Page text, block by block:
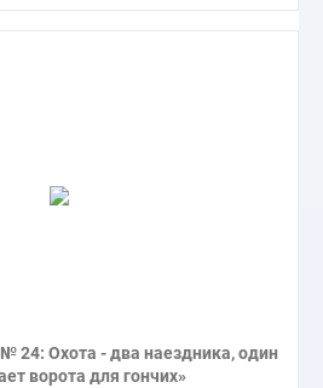
24: Охота - два наездника, один
ворота для гончих»